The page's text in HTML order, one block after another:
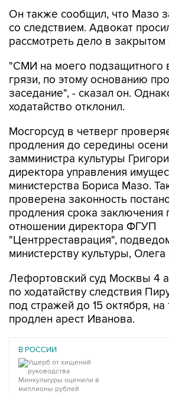
Он также сообщил, что Мазо
со следствием. Адвокат
рассмотреть дело в
"СМИ на моего подзащитного
грязи, по этому основанию
заседание", - сказал он.
ходатайство отклонил.
Мосгорсуд в четверг
продления до середины осени
замминистра культуры
директора управления
министерства Бориса Мазо.
проверена законность
продления срока заключения
отношении директора ФГУП
"Центрреставрация",
министерству культуры,
Лефортовский суд Москвы 4
по ходатайству следствия
под стражей до 15 октября,
продлен арест Иванова.
В РОССИИ